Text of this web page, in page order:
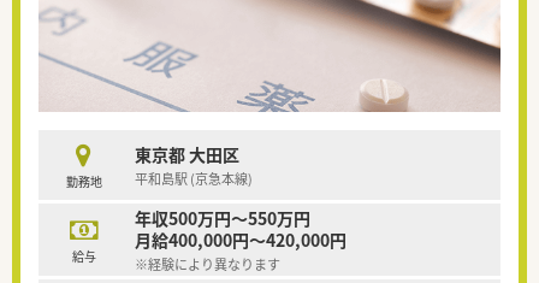
勤務地
東京都 大田区
平和島駅 (京急本線)
給与
年収500万円～550万円
月給400,000円～420,000円
※経験により異なります